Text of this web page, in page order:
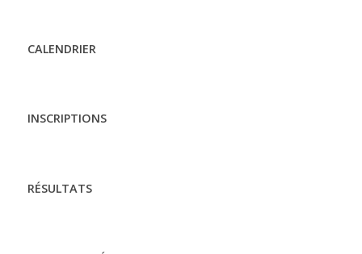
CALENDRIER
INSCRIPTIONS
RÉSULTATS